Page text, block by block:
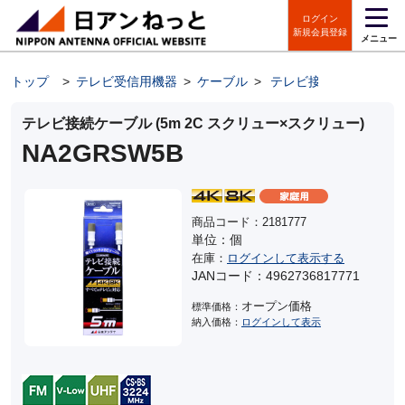
ログイン
新規会員登録
メニュー
トップ > テレビ受信用機器 > ケーブル > テレビ接続ケーブル
テレビ接続ケーブル (5m 2C スクリュー×スクリュー)
NA2GRSW5B
商品コード：2181777
単位：個
在庫： ログインして表示する
JANコード：4962736817771
標準価格： オープン価格
納入価格： ログインして表示